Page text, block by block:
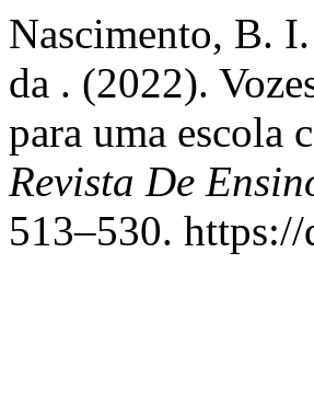
Nascimento, B.
da . (2022).
para uma escola
Revista De
513–530.